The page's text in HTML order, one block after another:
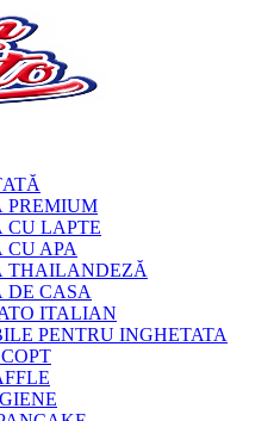
PREMIUM
CU LAPTE
CU APA
THAILANDEZĂ
DE CASA
ITALIAN
PENTRU INGHETATA